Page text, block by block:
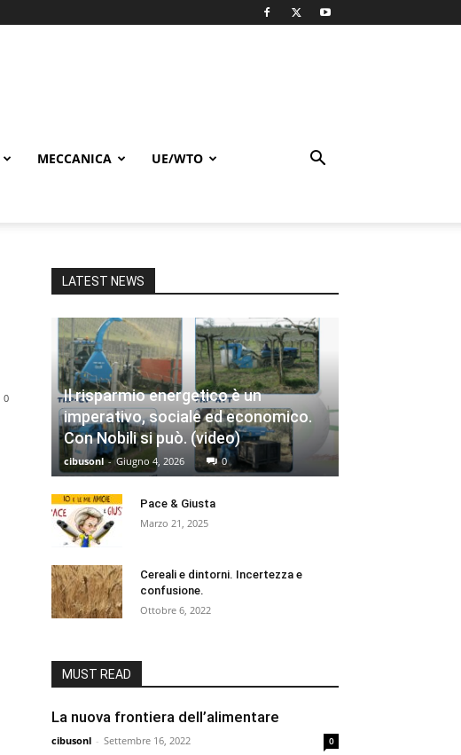
MECCANICA UE/WTO
0
LATEST NEWS
Il risparmio energetico è un
imperativo, sociale ed economico.
Con Nobili si può. (video)
cibusonl - Giugno 4, 2026 0
Pace & Giusta
Marzo 21, 2025
Cereali e dintorni. Incertezza e
confusione.
Ottobre 6, 2022
MUST READ
La nuova frontiera dell’alimentare
cibusonl - Settembre 16, 2022 0